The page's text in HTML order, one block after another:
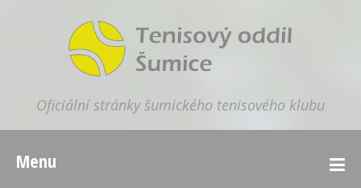
Oficiální stránky šumického tenisového klubu
Menu